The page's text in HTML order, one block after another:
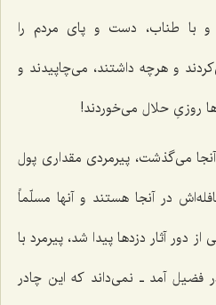
و با طناب، دست و پای مردم را
و هرچه داشتند، می‌چاپیدند و
روزیِ حلال می‌خوردند!
می‌گذشت، پیرمردی مقداری پول
در آنجا هستند و آنها مسلّماً
دور آثار دزدها پیدا شد، پیرمرد با
آمد ـ نمی‌داند که این چادر